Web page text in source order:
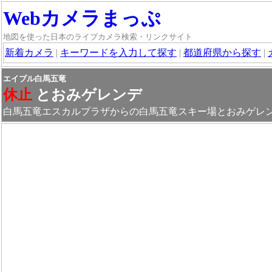
Webカメラまっぷ
地図を使った日本のライブカメラ検索・リンクサイト
新着カメラ | キーワードを入力して探す | 都道府県から探す |
エイブル白馬五竜
休止 とおみゲレンデ
白馬五竜エスカルプラザからの白馬五竜スキー場とおみゲレ